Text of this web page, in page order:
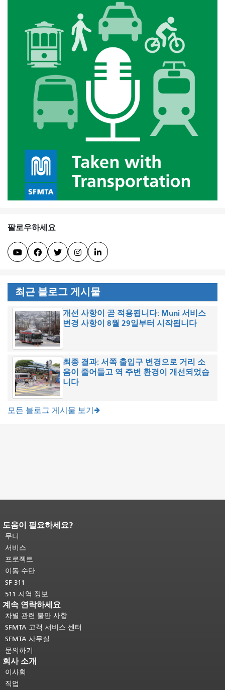
팔로우하세요
    
최근 블로그 게시물
개선 사항이 곧 적용됩니다: Muni 서비스
변경 사항이 8월 29일부터 시작됩니다
최종 결과: 서쪽 출입구 변경으로 거리 소
음이 줄어들고 역 주변 환경이 개선되었습
니다
모든 블로그 게시물 보기
페이지 내용 끝입니다.이 페이지의 나
머지 내용은 모든 페이지에 반복됩니
다.메인 콘텐츠 상단으로 돌아가려면
여기를 클릭하십시오
도움이 필요하세요?
무니
서비스
프로젝트
이동 수단
SF 311
511 지역 정보
계속 연락하세요
차별 관련 불만 사항
SFMTA 고객 서비스 센터
SFMTA 사무실
문의하기
회사 소개
이사회
직업